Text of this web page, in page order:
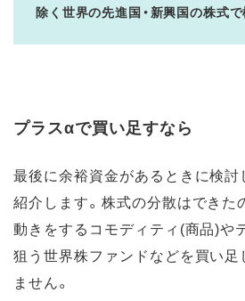
除く世界の先進国・新興国の株式で
プラスαで買い足すなら
最後に余裕資金があるときに検
紹介します。株式の分散はできた
動きをするコモディティ(商品)や
狙う世界株ファンドなどを買い
ません。